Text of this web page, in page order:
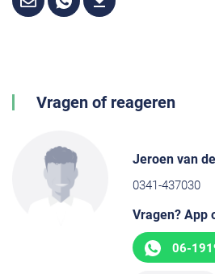
Vragen of reageren
Jeroen van
0341-437030
Vragen? App
06-